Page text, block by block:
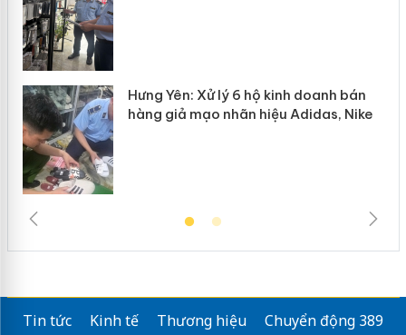
Hưng Yên: Xử lý 6 hộ kinh doanh bán
hàng giả mạo nhãn hiệu Adidas, Nike
Tin tức Kinh tế Thương hiệu
Chuyển động 389